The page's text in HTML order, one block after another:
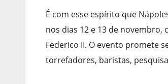
É com esse espírito que
nos dias 12 e 13 de
Federico II. O evento promete
torrefadores, baristas,